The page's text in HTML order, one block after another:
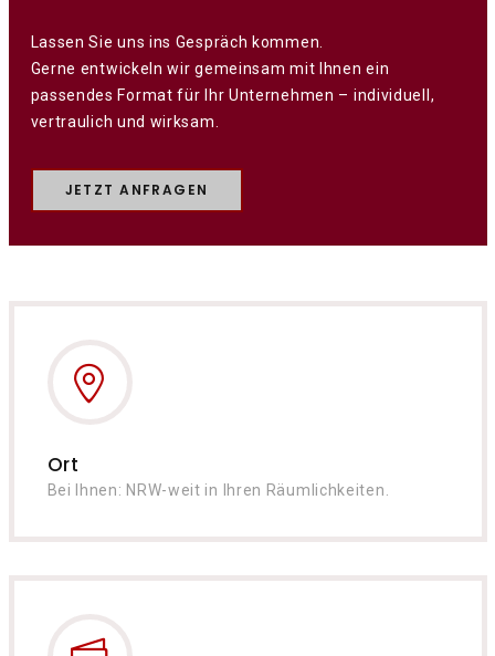
Lassen Sie uns ins Gespräch kommen.
Gerne entwickeln wir gemeinsam mit Ihnen ein
passendes Format für Ihr Unternehmen – individuell,
vertraulich und wirksam.
JETZT ANFRAGEN
Ort
Bei Ihnen: NRW-weit in Ihren Räumlichkeiten.